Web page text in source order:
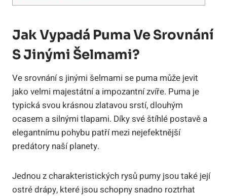
Jak Vypadá Puma Ve Srovnání
S Jinými Šelmami?
Ve srovnání s jinými šelmami se puma může jevit
jako velmi majestátní a impozantní zvíře. Puma je
typická svou krásnou zlatavou srstí, dlouhým
ocasem a silnými tlapami. Díky své štíhlé postavě a
elegantnímu pohybu patří mezi nejefektnější
predátory naší planety.
Jednou z charakteristických rysů pumy jsou také její
ostré drápy, které jsou schopny snadno roztrhat